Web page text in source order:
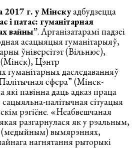
2017 г. у Мінскуадбудзецца
і патас: гуманітарная
вайны”. Арганізатарамі падзеі
асацыяцыя гуманітарыяў,
ўніверсітэт (Вільнюс),
(Мінск), Цэнтр
гуманітарных даследаванняў
сфера” (Мінск-
які павінна даць адказ праца
палітычная сітуацыя
рэгіёне. «Неабвешчаная
разгарнулася як у рэальным,
(медыйным) вымярэннях,
нагнятання рыторыкі